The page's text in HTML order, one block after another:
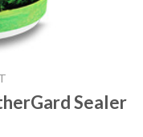
Sealer